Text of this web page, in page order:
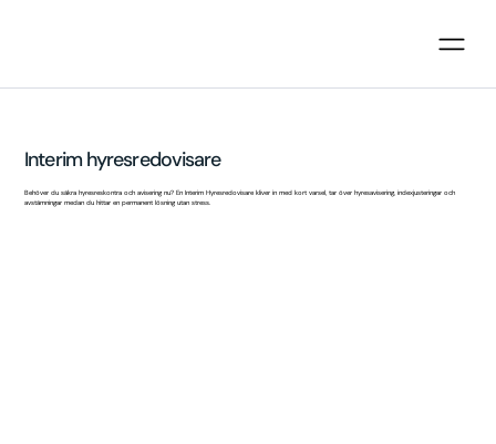
Interim hyresredovisare
Behöver du säkra hyresreskontra och avisering nu? En Interim Hyresredovisare kliver in med kort varsel, tar över hyresavisering, indexjusteringar och
avstämningar medan du hittar en permanent lösning utan stress.